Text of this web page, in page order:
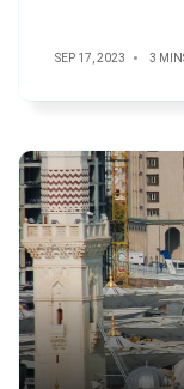
SEP 17, 2023 3